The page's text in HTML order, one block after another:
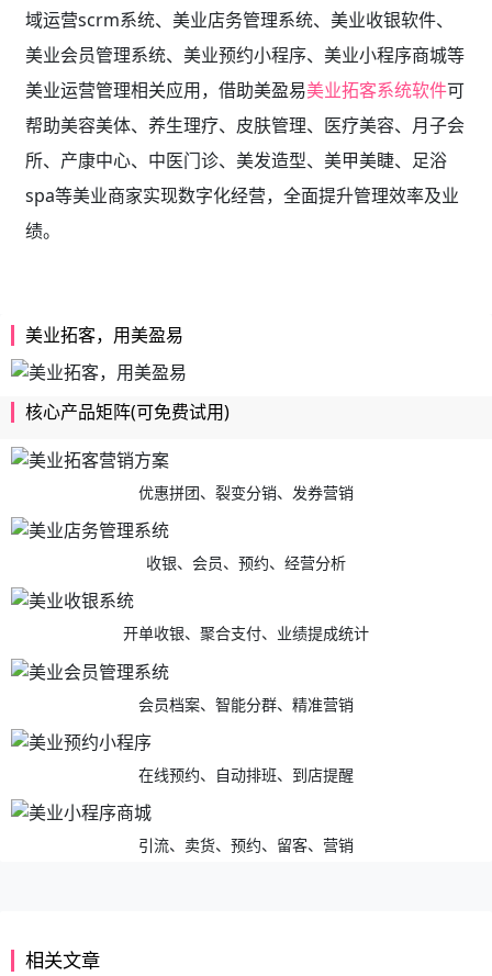
域运营scrm系统、 美业店务管理系统、美业收银软件、
美业会员管理系统、美业预约小程序、美业小程序商城等
美业运营管理相关应用，借助美盈易美业拓客系统软件可
帮助美容美体、养生理疗、皮肤管理、医疗美容、月子会
所、产康中心、中医门诊、美发造型、美甲美睫、足浴
spa等美业商家实现数字化经营，全面提升管理效率及业
绩。
美业拓客，用美盈易
核心产品矩阵(可免费试用)
优惠拼团、裂变分销、发券营销
收银、会员、预约、经营分析
开单收银、聚合支付、业绩提成统计
会员档案、智能分群、精准营销
在线预约、自动排班、到店提醒
引流、卖货、预约、留客、营销
相关文章